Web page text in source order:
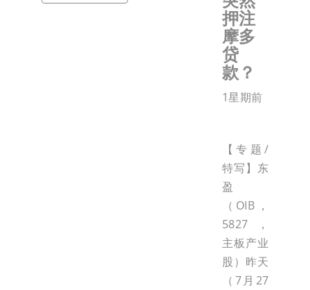
押注
摩多
贷
款？
1星期前
【专题/
特写】东
盈
（OIB，
5827，
主板产业
股）昨天
（7月27